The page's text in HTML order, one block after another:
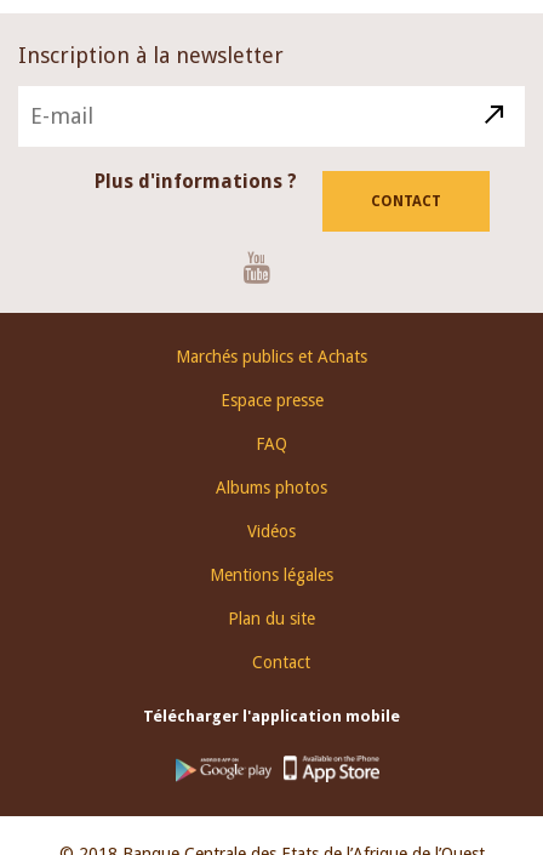
Inscription à la newsletter
Plus d'informations ?
CONTACT
Marchés publics et Achats
Espace presse
FAQ
Albums photos
Vidéos
Mentions légales
Plan du site
Contact
Télécharger l'application mobile